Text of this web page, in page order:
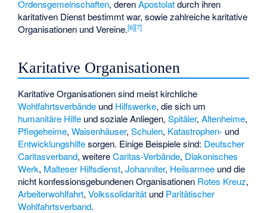
Ordensgemeinschaften, derenApostolatdurch ihren
karitativen Dienst bestimmt war, sowie zahlreiche karitative
Organisationen und Vereine.[6][7]
Karitative Organisationen
Karitative Organisationen sind meist kirchliche
Wohlfahrtsverbände und Hilfswerke, die sich um
humanitäre Hilfe und soziale Anliegen,Spitäler,Altenheime,
Pflegeheime,Waisenhäuser,Schulen, Katastrophen- und
Entwicklungshilfesorgen. Einige Beispiele sind: Deutscher
Caritasverband, weitereCaritas-Verbände, Diakonisches
Werk, Malteser Hilfsdienst,Johanniter, Heilsarmee und die
nicht konfessionsgebundenen Organisationen Rotes Kreuz,
Arbeiterwohlfahrt,Volkssolidarität und Paritätischer
Wohlfahrtsverband.